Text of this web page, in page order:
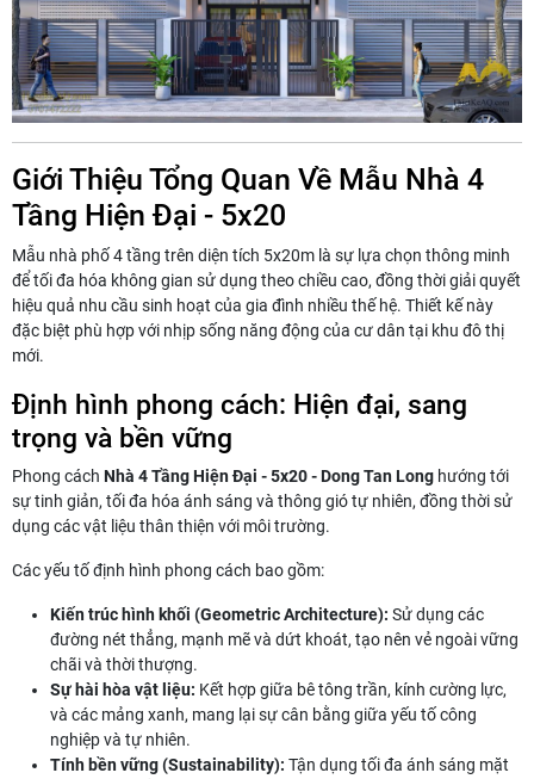
Giới Thiệu Tổng Quan Về Mẫu Nhà 4
Tầng Hiện Đại - 5x20
Mẫu nhà phố 4 tầng trên diện tích 5x20m là sự lựa chọn thông minh
để tối đa hóa không gian sử dụng theo chiều cao, đồng thời giải quyết
hiệu quả nhu cầu sinh hoạt của gia đình nhiều thế hệ. Thiết kế này
đặc biệt phù hợp với nhịp sống năng động của cư dân tại khu đô thị
mới.
Định hình phong cách: Hiện đại, sang
trọng và bền vững
Phong cách Nhà 4 Tầng Hiện Đại - 5x20 - Dong Tan Long hướng tới
sự tinh giản, tối đa hóa ánh sáng và thông gió tự nhiên, đồng thời sử
dụng các vật liệu thân thiện với môi trường.
Các yếu tố định hình phong cách bao gồm:
Kiến trúc hình khối (Geometric Architecture): Sử dụng các
đường nét thẳng, mạnh mẽ và dứt khoát, tạo nên vẻ ngoài vững
chãi và thời thượng.
Sự hài hòa vật liệu: Kết hợp giữa bê tông trần, kính cường lực,
và các mảng xanh, mang lại sự cân bằng giữa yếu tố công
nghiệp và tự nhiên.
Tính bền vững (Sustainability): Tận dụng tối đa ánh sáng mặt